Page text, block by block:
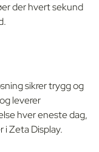
der hvert sekund
sikrer trygg og
leverer
hver eneste dag,
Zeta Display.